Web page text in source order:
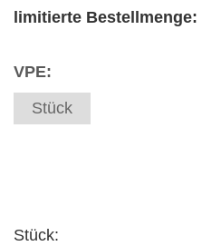
limitierte Bestellmenge:
VPE:
Stück
Stück: